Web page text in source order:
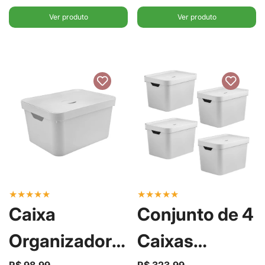
Ver produto Ver produto
★★★★★
Caixa
Organizadora
★★★★★
Conjunto de 4
Caixas